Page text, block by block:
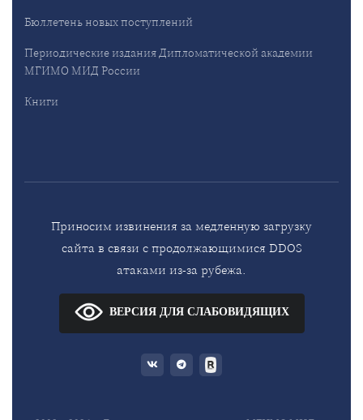
Бюллетень новых поступлений
Периодические издания Дипломатической академии
МГИМО МИД России
Книги
Приносим извинения за медленную загрузку
сайта в связи с продолжающимися DDOS
атаками из-за рубежа.
ВЕРСИЯ ДЛЯ СЛАБОВИДЯЩИХ